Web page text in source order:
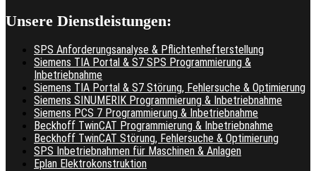
Unsere Dienstleistungen:
SPS Anforderungsanalyse & Pflichtenhefterstellung
Siemens TIA Portal & S7 SPS Programmierung &
Inbetriebnahme
Siemens TIA Portal & S7 Störung, Fehlersuche & Optimierung
Siemens SINUMERIK Programmierung & Inbetriebnahme
Siemens PCS 7 Programmierung & Inbetriebnahme
Beckhoff TwinCAT Programmierung & Inbetriebnahme
Beckhoff TwinCAT Störung, Fehlersuche & Optimierung
SPS Inbetriebnahmen für Maschinen & Anlagen
Eplan Elektrokonstruktion